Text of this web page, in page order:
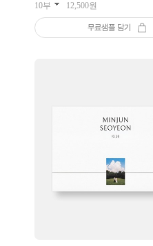
10부 12,500원
무료샘플 담기